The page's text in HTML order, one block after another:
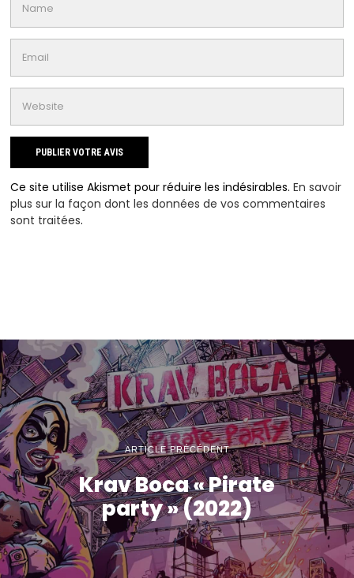
Ce site utilise Akismet pour réduire les indésirables.En savoir
plus sur la façon dont les données de vos commentaires
sont traitées.
ARTICLE PRÉCÉDENT
Krav Boca « Pirate
party » (2022)